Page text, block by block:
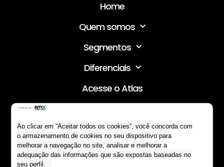
Home
Quem somos
Segmentos
Diferenciais
Acesse o Atlas
LGPD
Estude no CIE
Ao clicar em “Aceitar todos os cookies”, você concorda com
o armazenamento de cookies no seu dispositivo para
melhorar a navegação no site, analisar e melhorar a
adequação das informações que são expostas baseadas no
seu perfil.